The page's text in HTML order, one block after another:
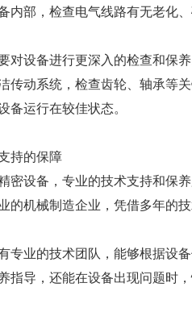
内部，检查电气线路有无老化
对设备进行更深入的检查和保养
传动系统，检查齿轮、轴承等
备运行在较佳状态。
持的保障
密设备，专业的技术支持和保养
的机械制造企业，凭借多年的
专业的技术团队，能够根据设
指导，还能在设备出现问题时